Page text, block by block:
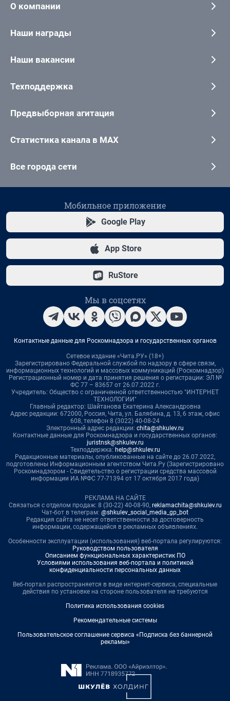
О компании
Наши награды
Наши вакансии
Техподдержка
Предвыборная агитация
Статистика канала в MAX
Все города сети
Мобильное приложение
Google Play
App Store
RuStore
Мы в соцсетях
Контактные данные для Роскомнадзора и государственных органов
Сетевое издание «Чита.РУ» (18+)
Зарегистрировано Федеральной службой по надзору в сфере связи,
информационных технологий и массовых коммуникаций (Роскомнадзор)
Регистрационный номер и дата принятия решения о регистрации: ЭЛ №
ФС 77 – 83657 от 26.07.2022 г.
Учредитель: Общество с ограниченной ответственностью "ИНТЕРНЕТ
ТЕХНОЛОГИИ"
Главный редактор: Шайтанова Екатерина Александровна
Адрес редакции: 672000, Россия, Чита, ул. Балябина, д. 13, 6 этаж, офис
608, телефон 8 (3022) 40-08-24
Электронный адрес редакции: chita@shkulev.ru
Контактные данные для Роскомнадзора и государственных органов:
juristnsk@shkulev.ru
Техподдержка: help@shkulev.ru
Редакционные материалы, опубликованные на сайте до 26.07.2022,
подготовлены Информационным агентством Чита.Ру (Зарегистрировано
Роскомнадзором - Свидетельство о регистрации средства массовой
информации ИА №ФС 77-71394 от 17 октября 2017 года)
РЕКЛАМА НА САЙТЕ
Связаться с отделом продаж: 8 (30-22) 40-08-90, reklamachita@shkulev.ru
Чат-бот в телеграм: @shkulev_social_media_gp_bot
Редакция сайта не несет ответственности за достоверность
информации, содержащейся в рекламных объявлениях.
Особенности эксплуатации (использования) веб-портала регулируются:
Руководством пользователя
Описанием функциональных характеристик ПО
Условиями использования веб-портала и политикой
конфиденциальности персональных данных
Веб-портал распространяется в виде интернет-сервиса, специальные
действия по установке на стороне пользователя не требуются
Политика использования cookies
Рекомендательные системы
Пользовательское соглашение сервиса «Подписка без баннерной
рекламы»